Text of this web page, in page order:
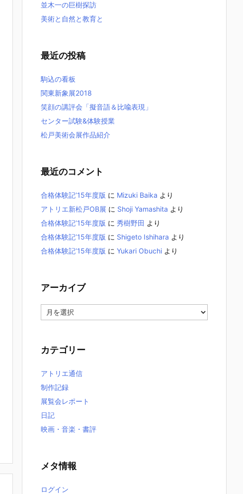
並木一の巨樹探訪
美術と自然と教育と
最近の投稿
駒込の看板
関東新象展2018
笑顔の講評会「擬音語＆比喩表現」
センター試験&体験授業
松戸美術会展作品紹介
最近のコメント
合格体験記’15年度版 に Mizuki Baika より
アトリエ新松戸OB展 に Shoji Yamashita より
合格体験記’15年度版 に 秀樹野田 より
合格体験記’15年度版 に Shigeto Ishihara より
合格体験記’15年度版 に Yukari Obuchi より
アーカイブ
ー
ブ
カテゴリー
アトリエ通信
制作記録
展覧会レポート
日記
映画・音楽・書評
メタ情報
ログイン